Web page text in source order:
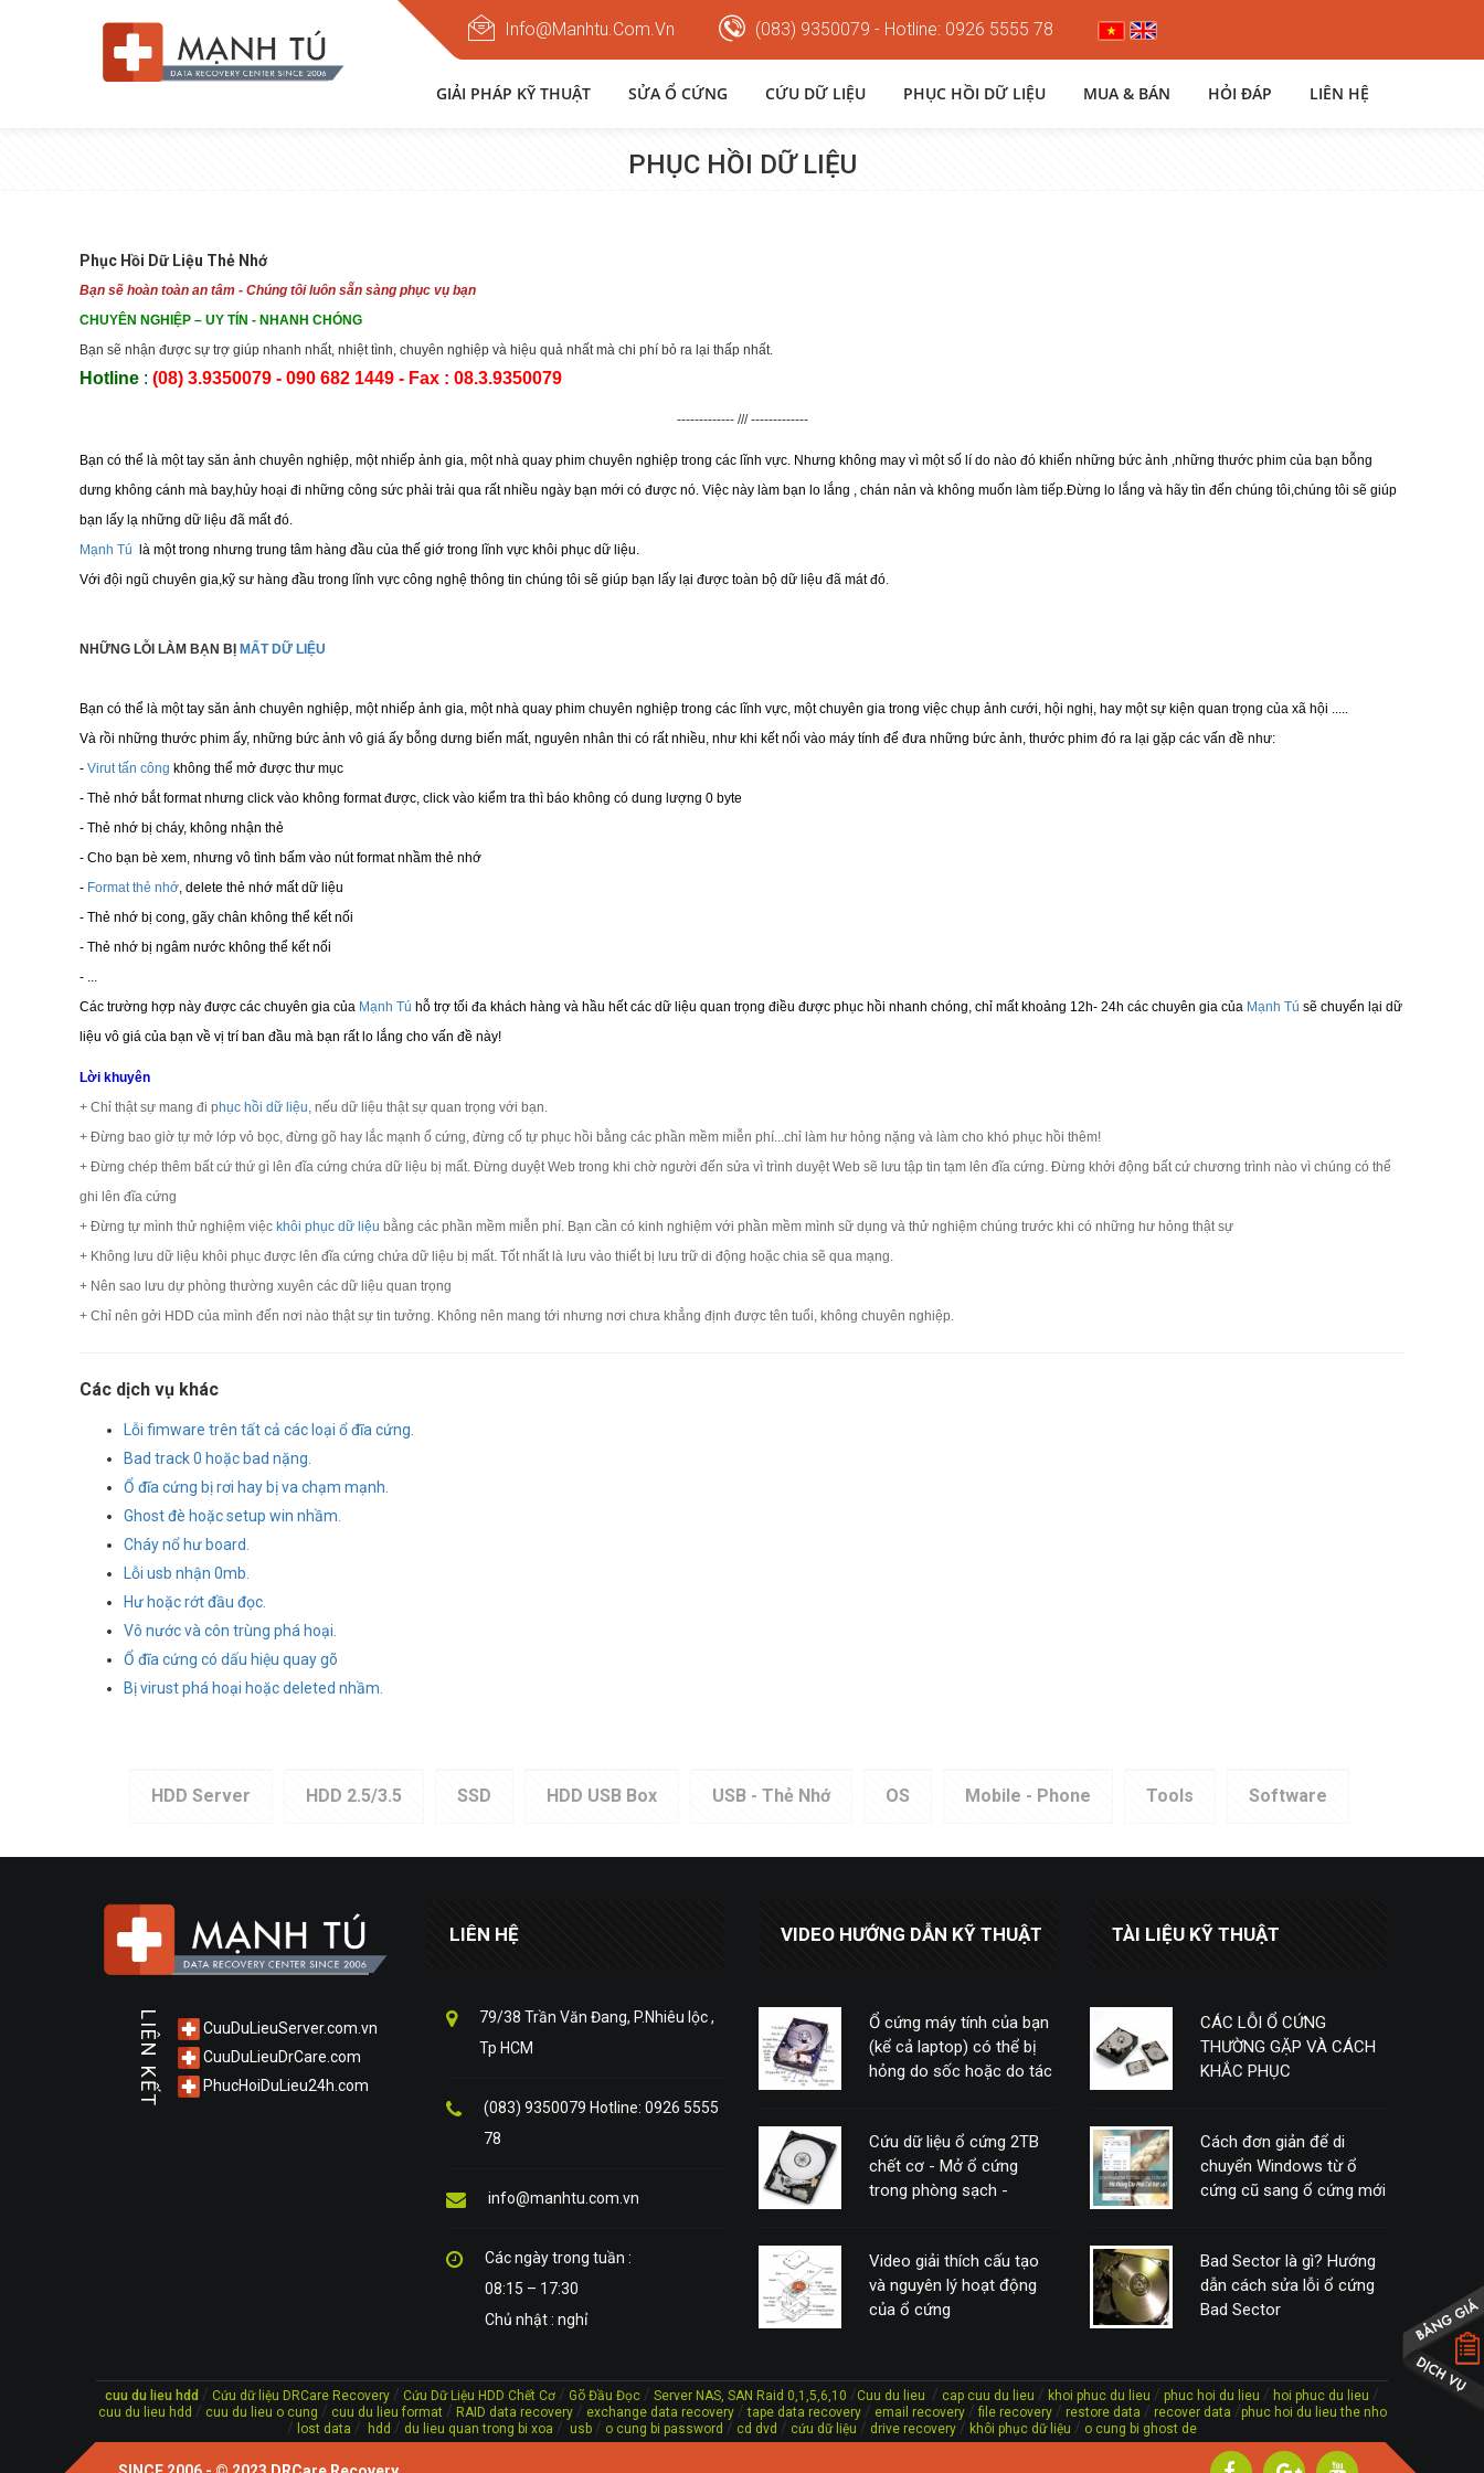
Info@manhtu.com.vn (083) 9350079 - Hotline: 0926 5555 78
GIẢI PHÁP KỸ THUẬT SỬA Ổ CỨNG CỨU DỮ LIỆU PHỤC HỒI DỮ LIỆU MUA & BÁN HỎI ĐÁP LIÊN HỆ
PHỤC HỒI DỮ LIỆU
Phục Hồi Dữ Liệu Thẻ Nhớ
Bạn sẽ hoàn toàn an tâm - Chúng tôi luôn sẵn sàng phục vụ bạn
CHUYÊN NGHIỆP – UY TÍN - NHANH CHÓNG
Bạn sẽ nhận được sự trợ giúp nhanh nhất, nhiệt tình, chuyên nghiệp và hiệu quả nhất mà chi phí bỏ ra lại thấp nhất.
Hotline : (08) 3.9350079 - 090 682 1449 - Fax : 08.3.9350079
------------- /// -------------
Bạn có thể là một tay săn ảnh chuyên nghiệp, một nhiếp ảnh gia, một nhà quay phim chuyên nghiệp trong các lĩnh vực. Nhưng không may vì một số lí do nào đó khiến những bức ảnh ,những thước phim của bạn bỗng
dưng không cánh mà bay,hủy hoại đi những công sức phải trải qua rất nhiều ngày bạn mới có được nó. Việc này làm bạn lo lắng , chán nản và không muốn làm tiếp.Đừng lo lắng và hãy tìn đến chúng tôi,chúng tôi sẽ giúp
bạn lấy lạ những dữ liệu đã mất đó.
Mạnh Tú
là một trong nhưng trung tâm hàng đầu của thế giớ trong lĩnh vực khôi phục dữ liệu.
Với đội ngũ chuyên gia,kỹ sư hàng đầu trong lĩnh vực công nghệ thông tin chúng tôi sẽ giúp bạn lấy lại được toàn bộ dữ liệu đã mát đó.
NHỮNG LỖI LÀM BẠN BỊ MẤT DỮ LIỆU
Bạn có thể là một tay săn ảnh chuyên nghiệp, một nhiếp ảnh gia, một nhà quay phim chuyên nghiệp trong các lĩnh vực, một chuyên gia trong việc chụp ảnh cưới, hội nghị, hay một sự kiện quan trọng của xã hội .....
Và rồi những thước phim ấy, những bức ảnh vô giá ấy bỗng dưng biến mất, nguyên nhân thi có rất nhiều, như khi kết nối vào máy tính để đưa những bức ảnh, thước phim đó ra lại gặp các vấn đề như:
- Virut tấn công không thể mở được thư mục
- Thẻ nhớ bắt format nhưng click vào không format được, click vào kiểm tra thì báo không có dung lượng 0 byte
- Thẻ nhớ bị cháy, không nhận thẻ
- Cho bạn bè xem, nhưng vô tình bấm vào nút format nhầm thẻ nhớ
- Format thẻ nhớ, delete thẻ nhớ mất dữ liệu
- Thẻ nhớ bị cong, gãy chân không thể kết nối
- Thẻ nhớ bị ngâm nước không thể kết nối
- ...
Các trường hợp này được các chuyên gia của Mạnh Tú hỗ trợ tối đa khách hàng và hầu hết các dữ liệu quan trọng điều được phục hồi nhanh chóng, chỉ mất khoảng 12h- 24h các chuyên gia của Mạnh Tú sẽ chuyển lại dữ
liệu vô giá của bạn về vị trí ban đầu mà bạn rất lo lắng cho vấn đề này!
Lời khuyên
+ Chỉ thật sự mang đi p hục hồi dữ liệu, nếu dữ liệu thật sự quan trọng với bạn.
+ Đừng bao giờ tự mở lớp vỏ bọc, đừng gõ hay lắc mạnh ổ cứng, đừng cố tự phục hồi bằng các phần mềm miễn phí...chỉ làm hư hỏng nặng và làm cho khó phục hồi thêm!
+ Đừng chép thêm bất cứ thứ gì lên đĩa cứng chứa dữ liệu bị mất. Đừng duyệt Web trong khi chờ người đến sửa vì trình duyệt Web sẽ lưu tập tin tạm lên đĩa cứng. Đừng khởi động bất cứ chương trình nào vì chúng có thể
ghi lên đĩa cứng
+ Đừng tự mình thử nghiệm việc khôi phục dữ liệu bằng các phần mềm miễn phí. Bạn cần có kinh nghiệm với phần mềm mình sữ dụng và thử nghiệm chúng trước khi có những hư hỏng thật sự
+ Không lưu dữ liệu khôi phục được lên đĩa cứng chứa dữ liệu bị mất. Tốt nhất là lưu vào thiết bị lưu trữ di động hoặc chia sẽ qua mạng.
+ Nên sao lưu dự phòng thường xuyên các dữ liệu quan trọng
+ Chỉ nên gởi HDD của mình đến nơi nào thật sự tin tưởng. Không nên mang tới nhưng nơi chưa khẳng định được tên tuổi, không chuyên nghiệp.
Các dịch vụ khác
Lỗi fimware trên tất cả các loại ổ đĩa cứng.
Bad track 0 hoặc bad nặng.
Ổ đĩa cứng bị rơi hay bị va chạm mạnh.
Ghost đè hoặc setup win nhầm.
Cháy nổ hư board.
Lỗi usb nhận 0mb.
Hư hoặc rớt đầu đọc.
Vô nước và côn trùng phá hoại.
Ổ đĩa cứng có dấu hiệu quay gõ
Bị virust phá hoại hoặc deleted nhầm.
HDD Server HDD 2.5/3.5 SSD HDD USB Box USB - Thẻ Nhớ OS Mobile - Phone Tools Software
LIÊN KẾT
CuuDuLieuServer.com.vn
CuuDuLieuDrCare.com
PhucHoiDuLieu24h.com
LIÊN HỆ
79/38 Trần Văn Đang, P.Nhiêu lộc ,
Tp HCM
(083) 9350079 Hotline: 0926 5555
78
info@manhtu.com.vn
Các ngày trong tuần :
08:15 – 17:30
Chủ nhật : nghỉ
VIDEO HƯỚNG DẪN KỸ THUẬT
Ổ cứng máy tính của bạn
(kể cả laptop) có thể bị
hỏng do sốc hoặc do tác
Cứu dữ liệu ổ cứng 2TB
chết cơ - Mở ổ cứng
trong phòng sạch -
Video giải thích cấu tạo
và nguyên lý hoạt động
của ổ cứng
TÀI LIỆU KỸ THUẬT
CÁC LỖI Ổ CỨNG
THƯỜNG GẶP VÀ CÁCH
KHẮC PHỤC
Cách đơn giản để di
chuyển Windows từ ổ
cứng cũ sang ổ cứng mới
Bad Sector là gì? Hướng
dẫn cách sửa lỗi ổ cứng
Bad Sector
cuu du lieu hdd / Cứu dữ liệu DRCare Recovery / Cứu Dữ Liệu HDD Chết Cơ / Gõ Đầu Đọc / Server NAS, SAN Raid 0,1,5,6,10 /Cuu du lieu / cap cuu du lieu / khoi phuc du lieu / phuc hoi du lieu / hoi phuc du lieu /
cuu du lieu hdd / cuu du lieu o cung / cuu du lieu format / RAID data recovery/ exchange data recovery/tape data recovery/ email recovery/ file recovery / restore data / recover data /phuc hoi du lieu the nho
/ lost data / hdd / du lieu quan trong bi xoa / usb / o cung bi password / cd dvd / cứu dữ liệu / drive recovery / khôi phục dữ liệu / o cung bi ghost de